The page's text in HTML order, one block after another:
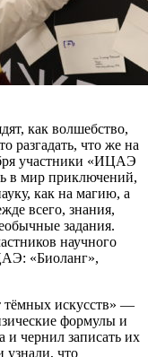
как волшебство,
разгадать, что же на
участники «ИЦАЭ
в мир приключений,
как на магию, а
всего, знания,
задания.
научного
«Биоланг»,
тёмных искусств» —
формулы и
чернил записать их
узнали, что